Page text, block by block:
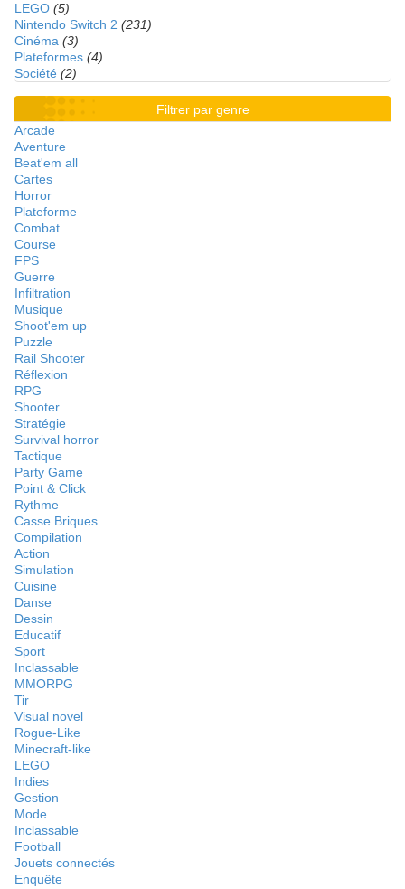
LEGO (5)
Nintendo Switch 2 (231)
Cinéma (3)
Plateformes (4)
Société (2)
Filtrer par genre
Arcade
Aventure
Beat'em all
Cartes
Horror
Plateforme
Combat
Course
FPS
Guerre
Infiltration
Musique
Shoot'em up
Puzzle
Rail Shooter
Réflexion
RPG
Shooter
Stratégie
Survival horror
Tactique
Party Game
Point & Click
Rythme
Casse Briques
Compilation
Action
Simulation
Cuisine
Danse
Dessin
Educatif
Sport
Inclassable
MMORPG
Tir
Visual novel
Rogue-Like
Minecraft-like
LEGO
Indies
Gestion
Mode
Inclassable
Football
Jouets connectés
Enquête